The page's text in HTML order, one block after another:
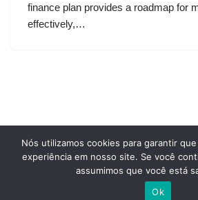
finance plan provides a roadmap for
effectively,…
Privacy Policy
Terms and conditions
Cookie Policy
Nós utilizamos cookies para garantir
experiência em nosso site. Se você
assumimos que você está
Ok